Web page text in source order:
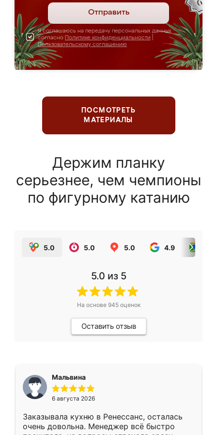
Отправить
Я соглашаюсь на передачу персональных данных
согласно Политике конфиденциальности
Пользовательскому соглашению
ПОСМОТРЕТЬ
МАТЕРИАЛЫ
Держим планку
серьезнее, чем чемпионы
по фигурному катанию
5.0 5.0 5.0 4.9
5.0 из 5
На основе 945оценок
Оставить отзыв
Мальвина
6 августа 2026
Заказывала кухню в Ренессанс, осталась
очень довольна. Менеджер всё быстро